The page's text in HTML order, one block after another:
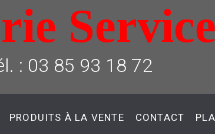
: 03 85 93 18 72
PRODUITS À LA VENTE CONTACT